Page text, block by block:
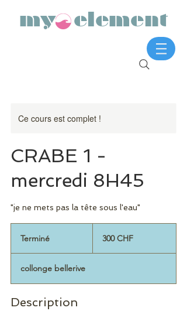
my element
Ce cours est complet !
CRABE 1 -
mercredi 8H45
"je ne mets pas la tête sous l'eau"
Terminé
m
i
é
suisses
300 CHF
collonge bellerive
Description